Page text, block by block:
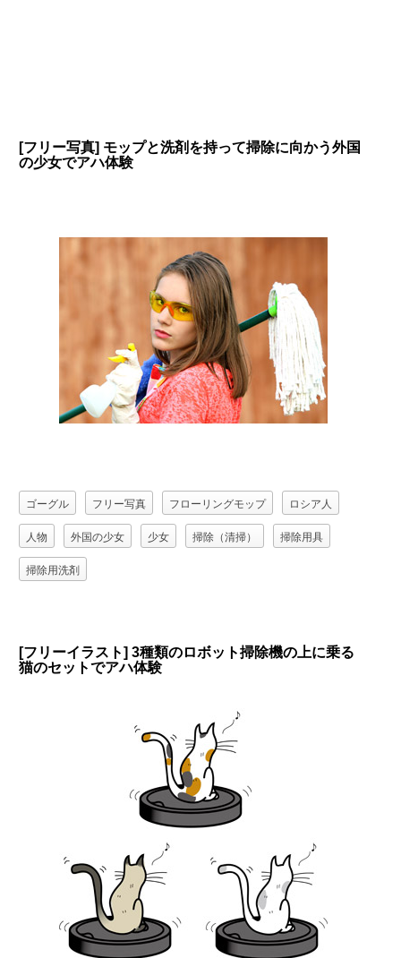
[フリー写真] モップと洗剤を持って掃除に向かう外国
の少女でアハ体験
ゴーグル フリー写真 フローリングモップ ロシア人
人物 外国の少女 少女 掃除（清掃） 掃除用具
掃除用洗剤
[フリーイラスト] 3種類のロボット掃除機の上に乗る
猫のセットでアハ体験